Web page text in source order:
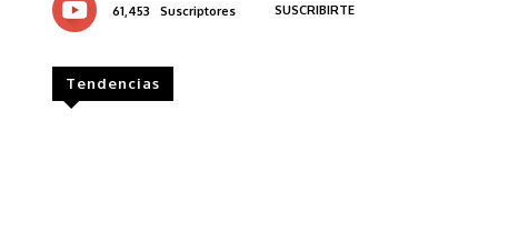
61,453 Suscriptores SUSCRIBIRTE
Tendencias